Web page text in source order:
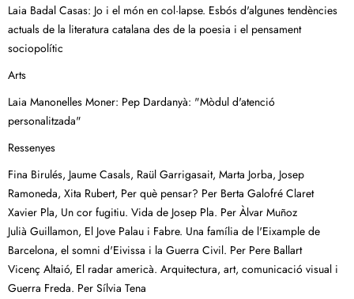
Laia Badal Casas: Jo i el món en col·lapse. Esbós d'algunes tendències
actuals de la literatura catalana des de la poesia i el pensament
sociopolític
Arts
Laia Manonelles Moner: Pep Dardanyà: "Mòdul d'atenció
personalitzada"
Ressenyes
Fina Birulés, Jaume Casals, Raül Garrigasait, Marta Jorba, Josep
Ramoneda, Xita Rubert, Per què pensar? Per Berta Galofré Claret
Xavier Pla, Un cor fugitiu. Vida de Josep Pla. Per Àlvar Muñoz
Julià Guillamon, El Jove Palau i Fabre. Una família de l'Eixample de
Barcelona, el somni d'Eivissa i la Guerra Civil. Per Pere Ballart
Vicenç Altaió, El radar americà. Arquitectura, art, comunicació visual i
Guerra Freda. Per Sílvia Tena